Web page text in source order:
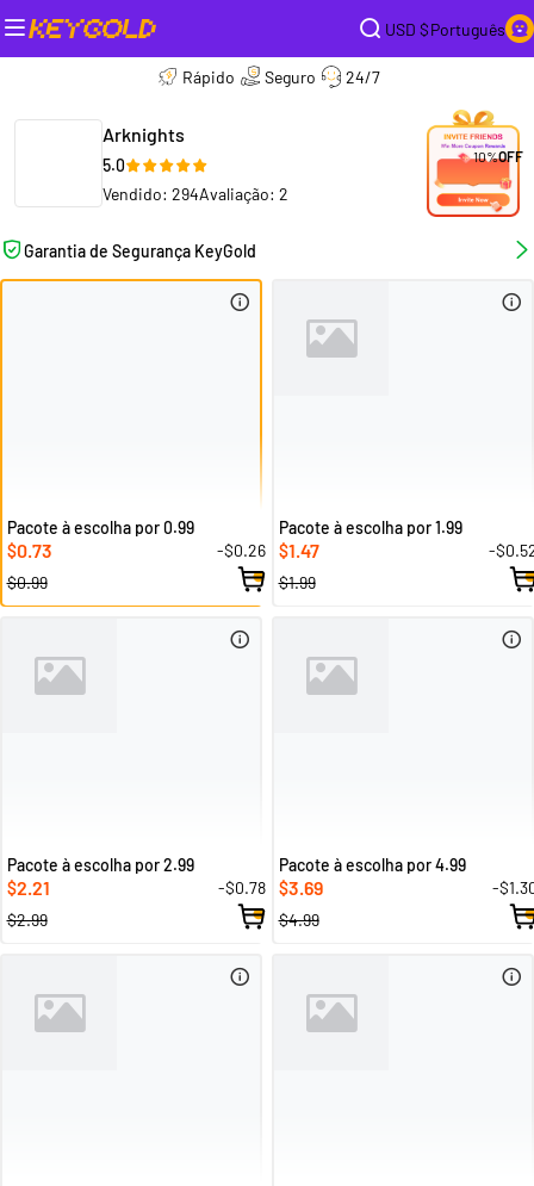
USD $Português
Rápido Seguro 24/7
Arknights
5.0
Vendido: 294Avaliação: 2
10%OFF
Garantia de Segurança KeyGold
Pacote à escolha por 0.99
$0.73
-$0.26
$0.99
Pacote à escolha por 1.99
$1.47
-
$1.99
Pacote à escolha por 2.99
$2.21
-$0.78
$2.99
Pacote à escolha por 4.99
$3.69
-
$4.99